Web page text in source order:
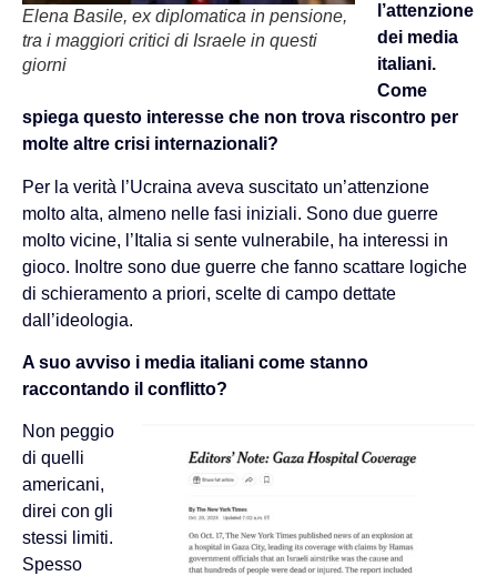
Elena Basile, ex diplomatica in pensione,
tra i maggiori critici di Israele in questi
giorni
l’attenzione
dei media
italiani.
Come
spiega questo interesse che non trova riscontro per
molte altre crisi internazionali?
Per la verità l’Ucraina aveva suscitato un’attenzione
molto alta, almeno nelle fasi iniziali. Sono due guerre
molto vicine, l’Italia si sente vulnerabile, ha interessi in
gioco. Inoltre sono due guerre che fanno scattare logiche
di schieramento a priori, scelte di campo dettate
dall’ideologia.
A suo avviso i media italiani come stanno
raccontando il conflitto?
Non peggio
di quelli
americani,
direi con gli
stessi limiti.
Spesso